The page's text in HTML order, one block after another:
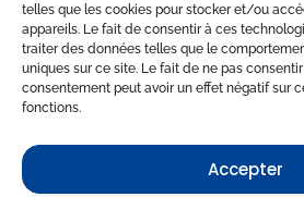
telles que les cookies pour stocker et/ou
appareils. Le fait de consentir à ces
traiter des données telles que le
uniques sur ce site. Le fait de ne pas
consentement peut avoir un effet négatif sur
fonctions.
Accepter
Notices d’utilisation
Contact